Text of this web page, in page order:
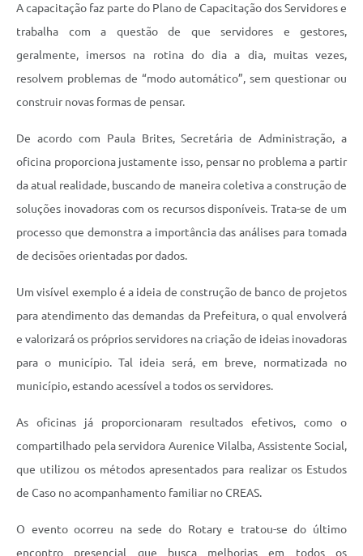
A capacitação faz parte do Plano de Capacitação dos Servidores e
trabalha com a questão de que servidores e gestores,
geralmente, imersos na rotina do dia a dia, muitas vezes,
resolvem problemas de “modo automático”, sem questionar ou
construir novas formas de pensar.
De acordo com Paula Brites, Secretária de Administração, a
oficina proporciona justamente isso, pensar no problema a partir
da atual realidade, buscando de maneira coletiva a construção de
soluções inovadoras com os recursos disponíveis. Trata-se de um
processo que demonstra a importância das análises para tomada
de decisões orientadas por dados.
Um visível exemplo é a ideia de construção de banco de projetos
para atendimento das demandas da Prefeitura, o qual envolverá
e valorizará os próprios servidores na criação de ideias inovadoras
para o município. Tal ideia será, em breve, normatizada no
município, estando acessível a todos os servidores.
As oficinas já proporcionaram resultados efetivos, como o
compartilhado pela servidora Aurenice Vilalba, Assistente Social,
que utilizou os métodos apresentados para realizar os Estudos
de Caso no acompanhamento familiar no CREAS.
O evento ocorreu na sede do Rotary e tratou-se do último
encontro presencial que busca melhorias em todos os